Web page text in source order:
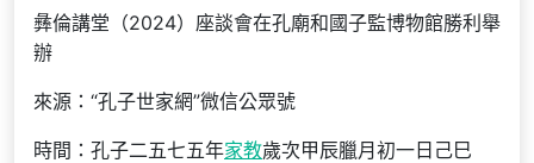
彝倫講堂（2024）座談會在孔廟和國子監博物館勝利舉
辦
來源：“孔子世家網”微信公眾號
時間：孔子二五七五年家教歲次甲辰臘月初一日己巳